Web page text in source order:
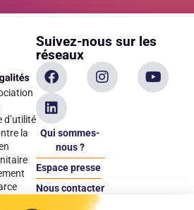
d’utilité
la
Suivez-nous sur les
réseaux
Qui sommes-
nous ?
Espace presse
Nous contacter